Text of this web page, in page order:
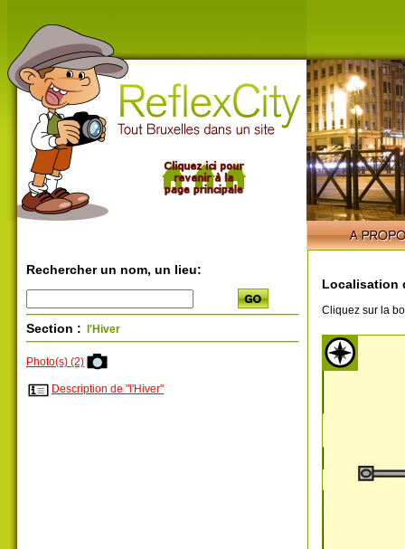
Rechercher un nom, un lieu:
Section : l'Hiver
Photo(s) (2)
Description de "l'Hiver"
Localisation
Cliquez sur la